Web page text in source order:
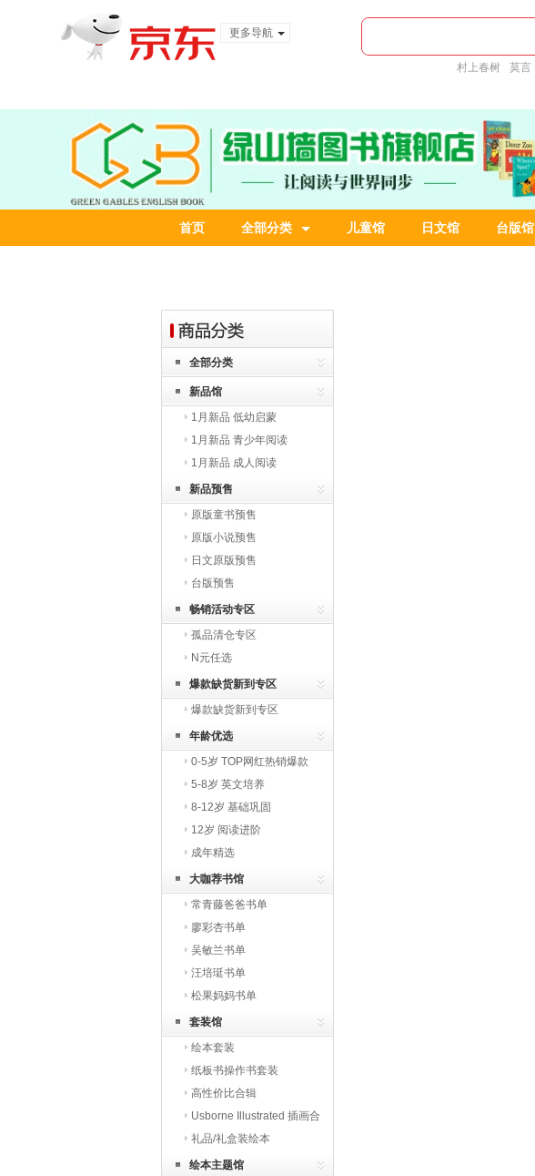
更多导航
村上春树 莫言
首页 全部分类 儿童馆 日文馆 台版馆
全部分类
新品馆
1月新品 低幼启蒙
1月新品 青少年阅读
1月新品 成人阅读
新品预售
原版童书预售
原版小说预售
日文原版预售
台版预售
畅销活动专区
孤品清仓专区
N元任选
爆款缺货新到专区
爆款缺货新到专区
年龄优选
0-5岁 TOP网红热销爆款
5-8岁 英文培养
8-12岁 基础巩固
12岁 阅读进阶
成年精选
大咖荐书馆
常青藤爸爸书单
廖彩杏书单
吴敏兰书单
汪培珽书单
松果妈妈书单
套装馆
绘本套装
纸板书操作书套装
高性价比合辑
Usborne Illustrated 插画合
辑礼品/礼盒装绘本
绘本主题馆